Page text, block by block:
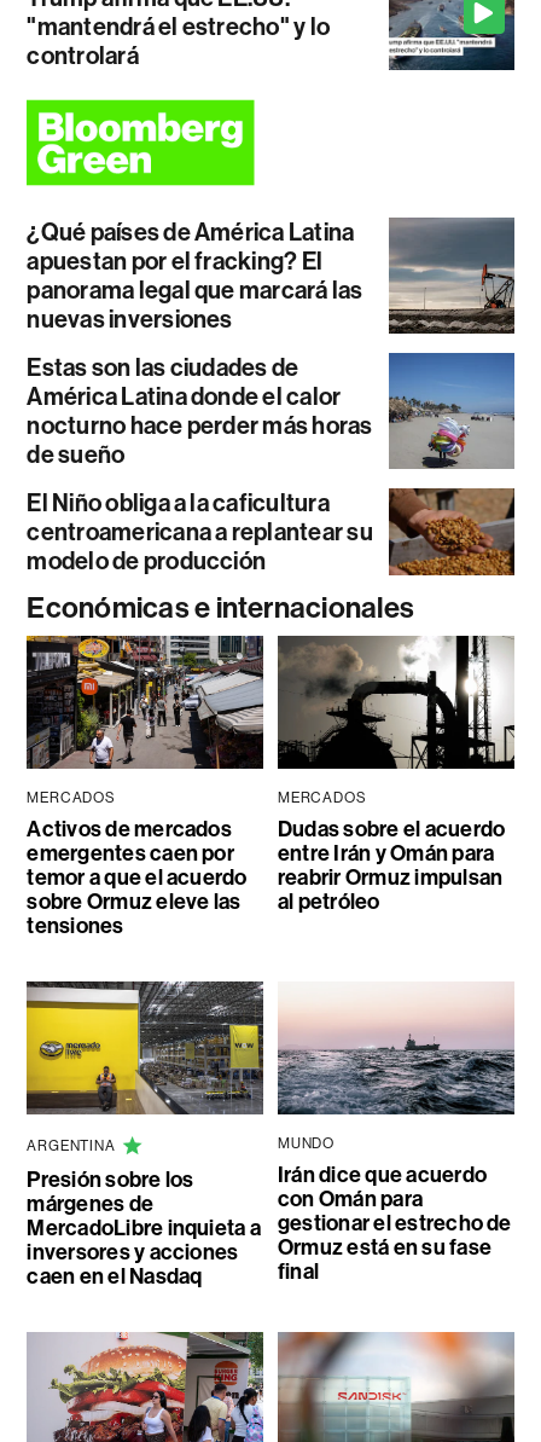
"mantendrá el estrecho" y lo
controlará
¿Qué países de América Latina
apuestan por el fracking? El
panorama legal que marcará las
nuevas inversiones
Estas son las ciudades de
América Latina donde el calor
nocturno hace perder más horas
de sueño
El Niño obliga a la caficultura
centroamericana a replantear su
modelo de producción
Económicas e internacionales
MERCADOS
Activos de mercados
emergentes caen por
temor a que el acuerdo
sobre Ormuz eleve las
tensiones
MERCADOS
Dudas sobre el acuerdo
entre Irán y Omán para
reabrir Ormuz impulsan
al petróleo
ARGENTINA
Presión sobre los
márgenes de
MercadoLibre inquieta a
inversores y acciones
caen en el Nasdaq
MUNDO
Irán dice que acuerdo
con Omán para
gestionar el estrecho de
Ormuz está en su fase
final